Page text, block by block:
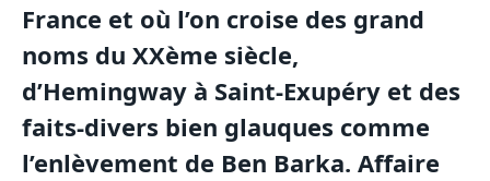
France et où l’on croise des grand
noms du XXème siècle,
d’Hemingway à Saint-Exupéry et des
faits-divers bien glauques comme
l’enlèvement de Ben Barka. Affaire